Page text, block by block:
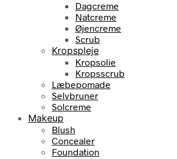
Dagcreme
Natcreme
Øjencreme
Scrub
Kropspleje
Kropsolie
Kropsscrub
Læbepomade
Selvbruner
Solcreme
Makeup
Blush
Concealer
Foundation